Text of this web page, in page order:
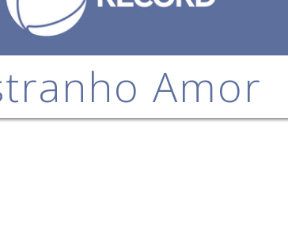
Amor